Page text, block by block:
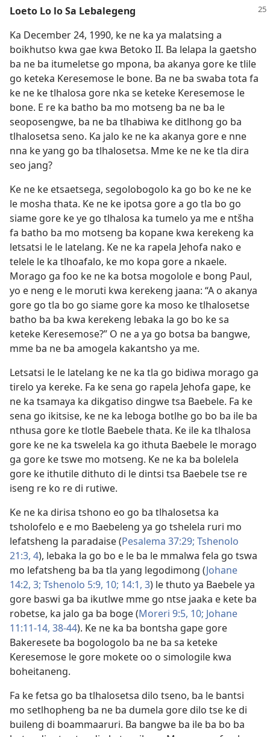
Loeto Lo lo Sa Lebalegeng
Ka December 24, 1990, ke ne ka ya malatsing a
boikhutso kwa gae kwa Betoko II. Ba lelapa la gaetsho
ba ne ba itumeletse go mpona, ba akanya gore ke tlile
go keteka Keresemose le bone. Ba ne ba swaba tota fa
ke ne ke tlhalosa gore nka se keteke Keresemose le
bone. E re ka batho ba mo motseng ba ne ba le
seoposengwe, ba ne ba tlhabiwa ke ditlhong go ba
tlhalosetsa seno. Ka jalo ke ne ka akanya gore e nne
nna ke yang go ba tlhalosetsa. Mme ke ne ke tla dira
seo jang?
Ke ne ke etsaetsega, segolobogolo ka go bo ke ne ke
le mosha thata. Ke ne ke ipotsa gore a go tla bo go
siame gore ke ye go tlhalosa ka tumelo ya me e ntšha
fa batho ba mo motseng ba kopane kwa kerekeng ka
letsatsi le le latelang. Ke ne ka rapela Jehofa nako e
telele le ka tlhoafalo, ke mo kopa gore a nkaele.
Morago ga foo ke ne ka botsa mogolole e bong Paul,
yo e neng e le moruti kwa kerekeng jaana: “A o akanya
gore go tla bo go siame gore ka moso ke tlhalosetse
batho ba ba kwa kerekeng lebaka la go bo ke sa
keteke Keresemose?” O ne a ya go botsa ba bangwe,
mme ba ne ba amogela kakantsho ya me.
Letsatsi le le latelang ke ne ka tla go bidiwa morago ga
tirelo ya kereke. Fa ke sena go rapela Jehofa gape, ke
ne ka tsamaya ka dikgatiso dingwe tsa Baebele. Fa ke
sena go ikitsise, ke ne ka leboga botlhe go bo ba ile ba
nthusa gore ke tlotle Baebele thata. Ke ile ka tlhalosa
gore ke ne ka tswelela ka go ithuta Baebele le morago
ga gore ke tswe mo motseng. Ke ne ka ba bolelela
gore ke ithutile dithuto di le dintsi tsa Baebele tse re
iseng re ko re di rutiwe.
Ke ne ka dirisa tshono eo go ba tlhalosetsa ka
tsholofelo e e mo Baebeleng ya go tshelela ruri mo
lefatsheng la paradaise (Pesalema 37:29; Tshenolo
21:3, 4), lebaka la go bo e le ba le mmalwa fela go tswa
mo lefatsheng ba ba tla yang legodimong (Johane
14:2, 3; Tshenolo 5:9, 10; 14:1, 3) le thuto ya Baebele ya
gore baswi ga ba ikutlwe mme go ntse jaaka e kete ba
robetse, ka jalo ga ba boge (Moreri 9:5, 10; Johane
11:11-14, 38-44). Ke ne ka ba bontsha gape gore
Bakeresete ba bogologolo ba ne ba sa keteke
Keresemose le gore mokete oo o simologile kwa
boheitaneng.
Fa ke fetsa go ba tlhalosetsa dilo tseno, ba le bantsi
mo setlhopheng ba ne ba dumela gore dilo tse ke di
buileng di boammaaruri. Ba bangwe ba ile ba bo ba